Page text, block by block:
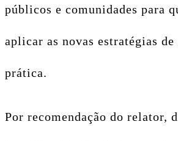
públicos e comunidades para
aplicar as novas estratégias
prática.
Por recomendação do relator,